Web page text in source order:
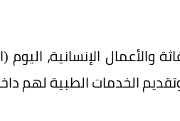
والأعمال الإنسانية،